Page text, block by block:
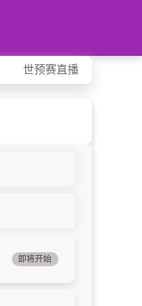
世预赛直播
即将开始